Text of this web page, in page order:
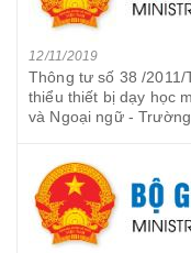
12/11/2019
Thông tư số 38 /
thiểu thiết bị dạy học
và Ngoại ngữ -